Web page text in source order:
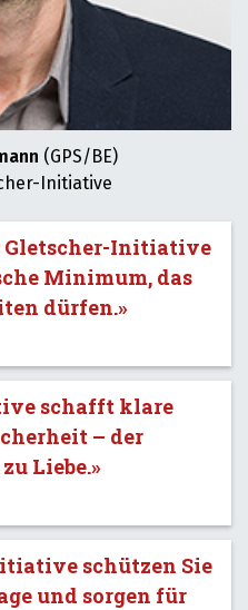
(GPS/BE)
Initiative
Gletscher-Initiative
Minimum, das
dürfen.»
schafft klare
– der
Liebe.»
schützen Sie
und sorgen für